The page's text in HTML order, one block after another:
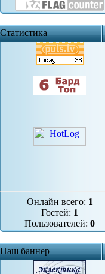
Статистика
Онлайн всего: 1
Гостей: 1
Пользователей: 0
Наш баннер